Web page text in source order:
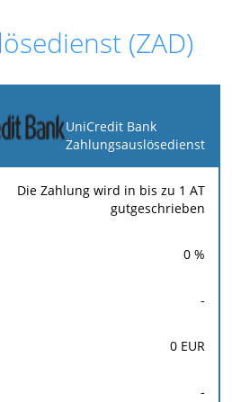
(ZAD)
UniCredit Bank
Zahlungsauslösedienst
Die Zahlung wird in bis zu 1 AT
gutgeschrieben
0 %
-
0 EUR
-